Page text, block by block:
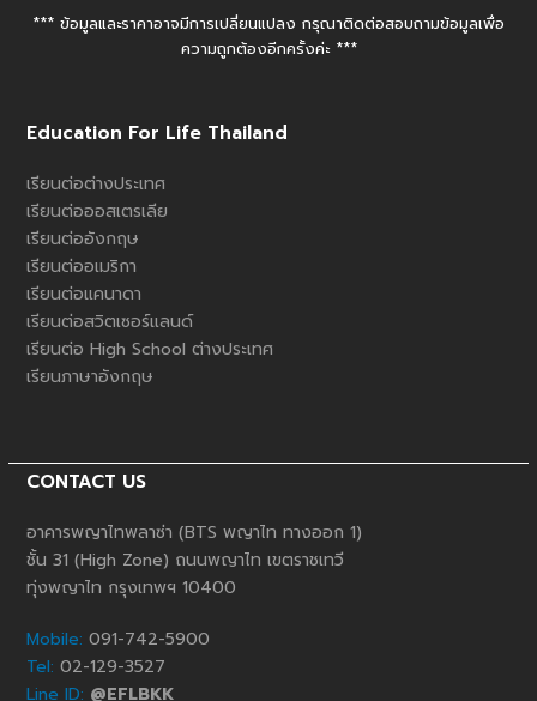
*** ข้อมูลและราคาอาจมีการเปลี่ยนแปลง กรุณาติดต่อสอบถามข้อมูลเพื่อ
ความถูกต้องอีกครั้งค่ะ ***
Education For Life Thailand
เรียนต่อต่างประเทศ
เรียนต่อออสเตรเลีย
เรียนต่ออังกฤษ
เรียนต่ออเมริกา
เรียนต่อแคนาดา
เรียนต่อสวิตเซอร์แลนด์
เรียนต่อ High School ต่างประเทศ
เรียนภาษาอังกฤษ
CONTACT US
อาคารพญาไทพลาซ่า (BTS พญาไท ทางออก 1)
ชั้น 31 (High Zone) ถนนพญาไท เขตราชเทวี
ทุ่งพญาไท กรุงเทพฯ 10400
Mobile: 091-742-5900
Tel: 02-129-3527
Line ID: @EFLBKK